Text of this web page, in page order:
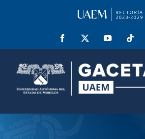
Facebook YouTube